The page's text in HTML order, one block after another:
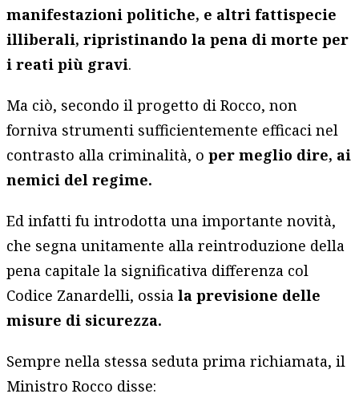
manifestazioni politiche, e altri fattispecie
illiberali, ripristinando la pena di morte per
i reati più gravi.
Ma ciò, secondo il progetto di Rocco, non
forniva strumenti sufficientemente efficaci nel
contrasto alla criminalità, o per meglio dire, ai
nemici del regime.
Ed infatti fu introdotta una importante novità,
che segna unitamente alla reintroduzione della
pena capitale la significativa differenza col
Codice Zanardelli, ossiala previsione delle
misure di sicurezza.
Sempre nella stessa seduta prima richiamata, il
Ministro Rocco disse: